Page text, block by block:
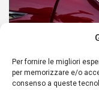
Per fornire le migliori
per memorizzare e/o
consenso a queste